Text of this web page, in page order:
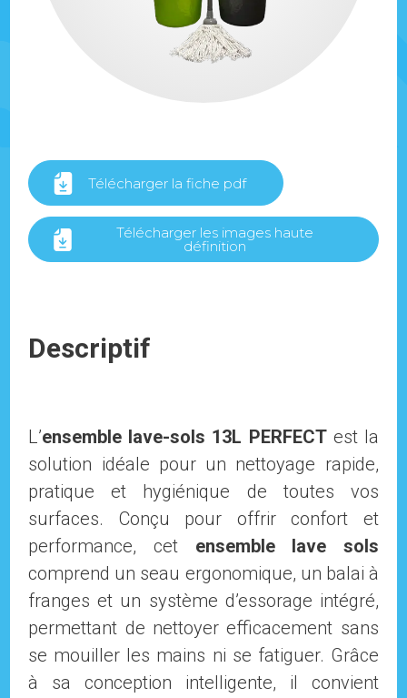
Télécharger la fiche pdf
Télécharger les images haute
définition
Descriptif
L’ensemble lave-sols 13L PERFECT est la
solution idéale pour un nettoyage rapide,
pratique et hygiénique de toutes vos
surfaces. Conçu pour offrir confort et
performance, cet ensemble lave sols
comprend un seau ergonomique, un balai à
franges et un système d’essorage intégré,
permettant de nettoyer efficacement sans
se mouiller les mains ni se fatiguer. Grâce
à sa conception intelligente, il convient